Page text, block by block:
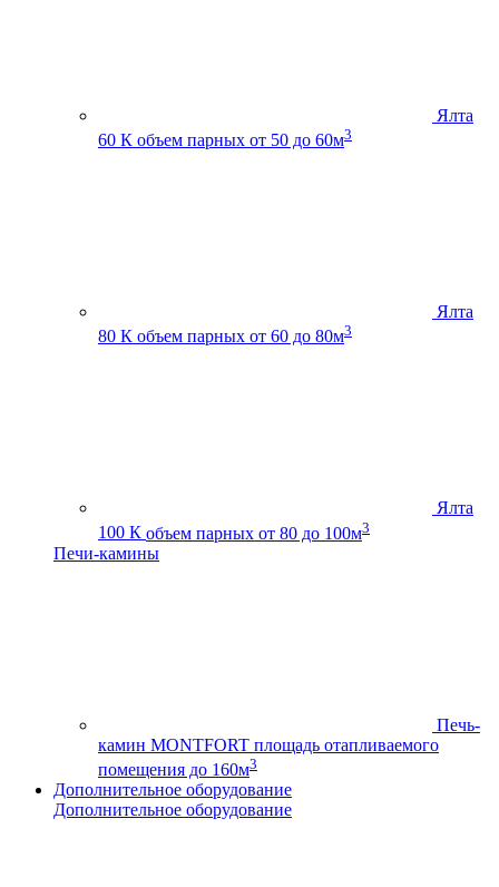
Ялта
60 К объем парных от 50 до 60м3
Ялта
80 К объем парных от 60 до 80м3
Ялта
100 К объем парных от 80 до 100м3
Печи-камины
Печь-
камин MONTFORT площадь отапливаемого
помещения до 160м3
Дополнительное оборудование
Дополнительное оборудование